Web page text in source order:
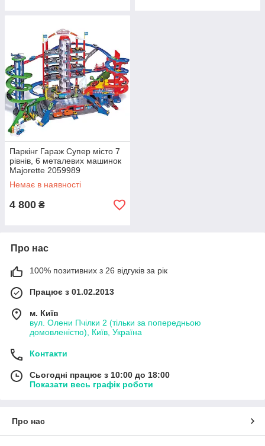
Паркінг Гараж Супер місто 7
рівнів, 6 металевих машинок
Majorette 2059989
Немає в наявності
4 800 ₴
Про нас
100% позитивних з 26 відгуків за рік
Працює з 01.02.2013
м. Київ
вул. Олени Пчілки 2 (тільки за попередньою
домовленістю), Київ, Україна
Контакти
Сьогодні працює з 10:00 до 18:00
Показати весь графік роботи
Про нас